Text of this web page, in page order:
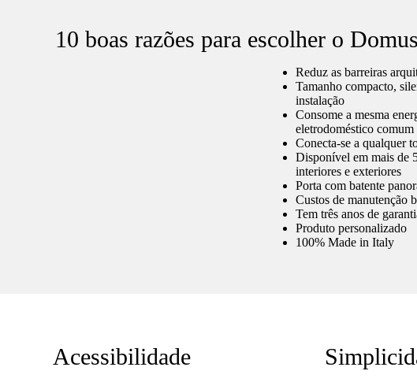
10 boas razões para escolher o
Reduz as barreiras
Tamanho compacto,
instalação
Consome a mesma
eletrodoméstico comum
Conecta-se a qualquer
Disponível em mais de
interiores e exteriores
Porta com batente
Custos de manutenção
Tem três anos de
Produto personalizado
100% Made in Italy
Acessibilidade